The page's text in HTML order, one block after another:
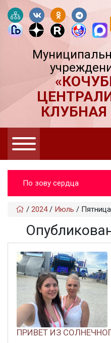
По зову сердца
/ 2024/ Июль / Пятница
ПРИВЕТ ИЗ